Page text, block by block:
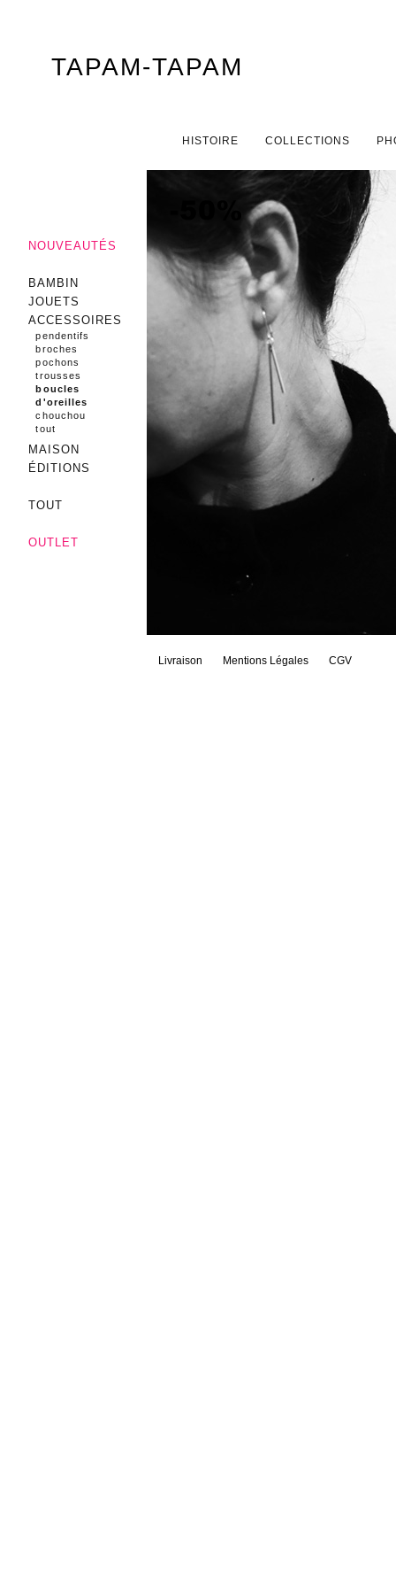
TAPAM-TAPAM
ALLER AU CONTENU PRINCIPAL
ALLER AU CONTENU SECONDAIRE
HISTOIRE COLLECTIONS
NOUVEAUTÉS
BAMBIN
JOUETS
ACCESSOIRES
pendentifs
broches
pochons
trousses
boucles
d'oreilles
chouchou
tout
MAISON
ÉDITIONS
TOUT
OUTLET
Livraison Mentions Légales CGV